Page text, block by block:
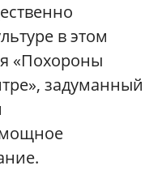
в этом
«Похороны
задуманный